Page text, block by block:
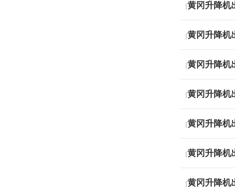
[黄冈升降机
[黄冈升降机
[黄冈升降机
[黄冈升降机
[黄冈升降机
[黄冈升降机
[黄冈升降机